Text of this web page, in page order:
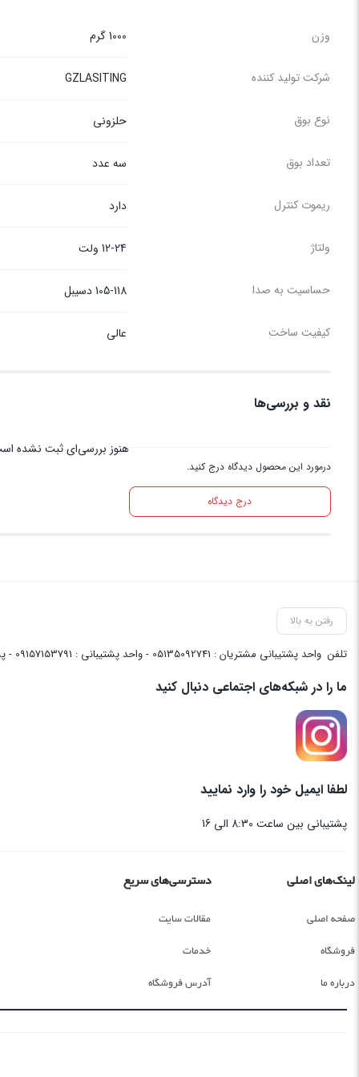
وزن 1000 گرم
شرکت تولید کننده GZLASITING
نوع بوق حلزونی
تعداد بوق سه عدد
ریموت کنترل دارد
ولتاژ 12-24 ولت
حساسیت به صدا 105-118 دسیبل
کیفیت ساخت عالی
نقد و بررسی‌ها
درمورد این محصول دیدگاه درج کنید.
درج دیدگاه
هنوز بررسی‌ای ثبت نشده
رفتن به بالا
تلفن واحد پشتیبانی مشتریان : 05135092741 - واحد پشتیبانی : 09157153791 - پشتیبانی واحد فنی سایت : 09058048656
ما را در شبکه‌های اجتماعی دنبال کنید
لطفا ایمیل خود را وارد نمایید
پشتیبانی بین ساعت 8:30 الی 16
لینک‌های اصلی
صفحه اصلی
فروشگاه
درباره ما
دسترسی‌های سریع
مقالات سایت
خدمات
آدرس فروشگاه